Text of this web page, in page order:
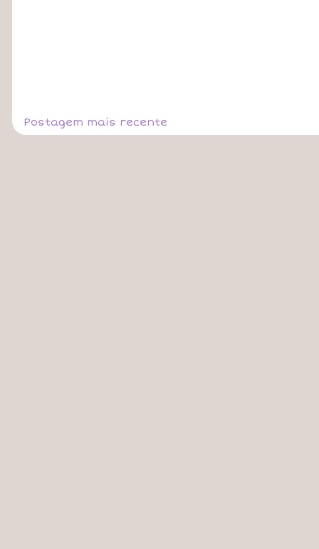
Postagem mais recente